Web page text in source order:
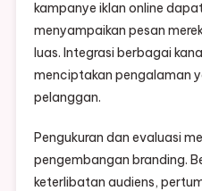
kampanye iklan online
menyampaikan pesan
luas. Integrasi berbagai
menciptakan pengalaman
pelanggan.
Pengukuran dan evaluasi
pengembangan branding.
keterlibatan audiens,